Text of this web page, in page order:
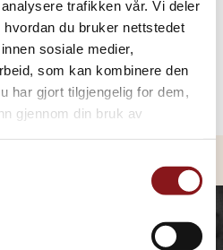
trafikken vår. Vi deler
du bruker nettstedet
sosiale medier,
som kan kombinere den
har gjort tilgjengelig for dem,
gjennom din bruk av